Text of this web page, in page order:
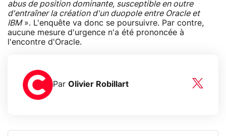
abus de position dominante, susceptible en outre
d'entraîner la création d'un duopole entre Oracle et
IBM». L'enquête va donc se poursuivre. Par contre,
aucune mesure d'urgence n'a été prononcée à
l'encontre d'Oracle.
Par Olivier Robillart